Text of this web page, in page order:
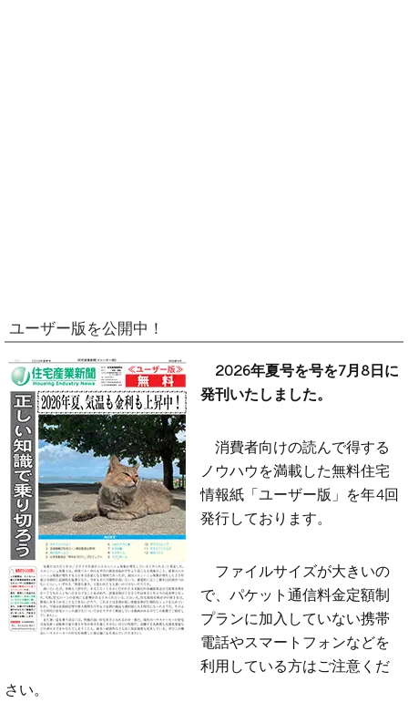
ユーザー版を公開中！
2026年夏号を号を7月8日に
発刊いたしました。
消費者向けの読んで得する
ノウハウを満載した無料住宅
情報紙「ユーザー版」を年4回
発行しております。
ファイルサイズが大きいの
で、パケット通信料金定額制
プランに加入していない携帯
電話やスマートフォンなどを
利用している方はご注意くだ
さい。